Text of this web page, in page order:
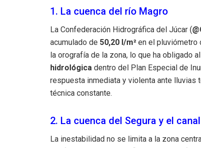
1. La cuenca del río Magro
La Confederación Hidrográfica del Júcar (
acumulado de 50,20 l/m² en el pluviómetro
la orografía de la zona, lo que ha obligado
hidrológica dentro del Plan Especial de
respuesta inmediata y violenta ante lluvias
técnica constante.
2. La cuenca del Segura y el
La inestabilidad no se limita a la zona